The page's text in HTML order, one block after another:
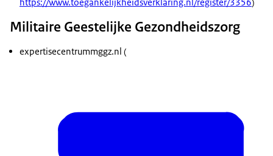
Militaire Geestelijke Gezondheidszorg
expertisecentrummggz.nl (